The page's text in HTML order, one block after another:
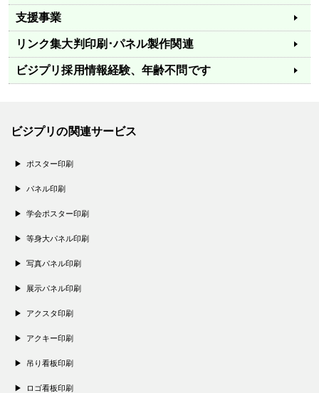
支援事業
リンク集大判印刷･パネル製作関連
ビジプリ採用情報経験、年齢不問です
ビジプリの関連サービス
ポスター印刷
パネル印刷
学会ポスター印刷
等身大パネル印刷
写真パネル印刷
展示パネル印刷
アクスタ印刷
アクキー印刷
吊り看板印刷
ロゴ看板印刷